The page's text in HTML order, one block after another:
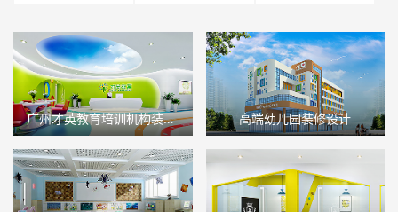
广州才英教育培训机构装修设计 高端幼儿园装修设计